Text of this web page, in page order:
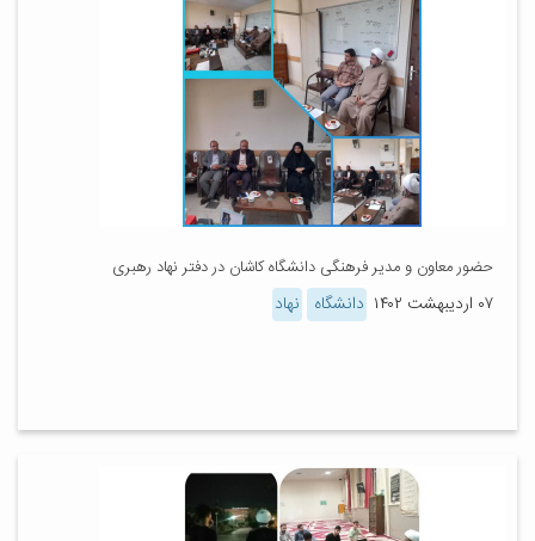
حضور معاون و مدیر فرهنگی دانشگاه کاشان در دفتر نهاد رهبری
۰۷ اردیبهشت ۱۴۰۲ دانشگاه نهاد